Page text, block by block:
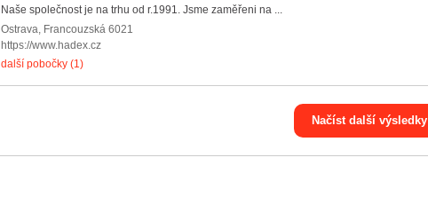
Naše společnost je na trhu od r.1991. Jsme zaměřeni na ...
Ostrava, Francouzská 6021
https://www.hadex.cz
další pobočky (1)
Načíst další výsledky